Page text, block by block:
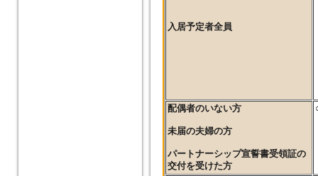
入居予定者全員
配偶者のいない方
未届の夫婦の方
パートナーシップ宣誓書受領証の
交付を受けた方